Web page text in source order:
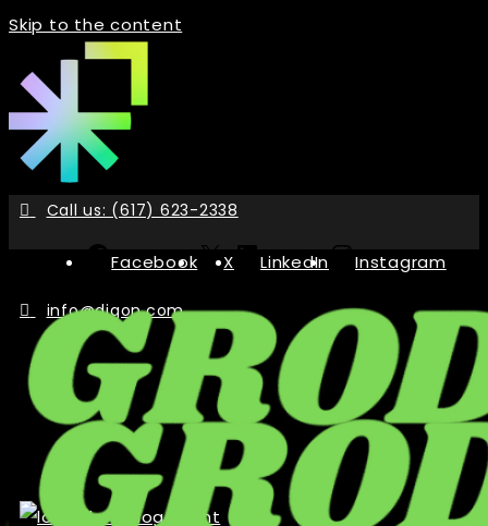
Skip to the content
Call us: (617) 623-2338
Facebook X LinkedIn Instagram
info@digon.com